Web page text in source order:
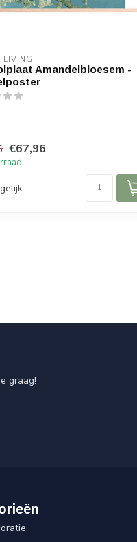
LIVING
Amandelbloesem -
€67,96
graag!